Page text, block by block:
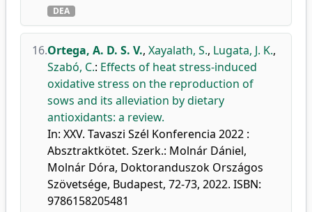
DEA
16.Ortega, A. D. S. V., Xayalath, S., Lugata, J. K.,
Szabó, C.: Effects of heat stress-induced
oxidative stress on the reproduction of
sows and its alleviation by dietary
antioxidants: a review.
In: XXV. Tavaszi Szél Konferencia 2022 :
Absztraktkötet. Szerk.: Molnár Dániel,
Molnár Dóra, Doktoranduszok Országos
Szövetsége, Budapest, 72-73, 2022. ISBN:
9786158205481